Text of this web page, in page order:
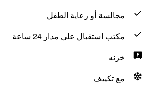
مجالسة أو رعاية الطفل
مكتب استقبال على مدار 24 ساعة
خزنه
مع تكييف